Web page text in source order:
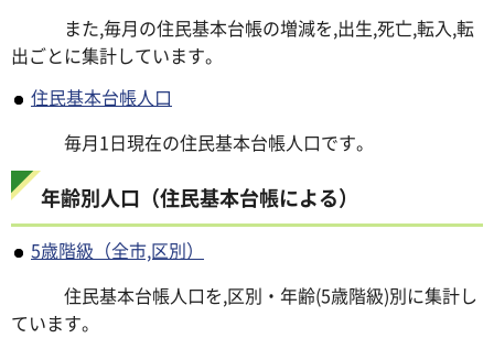
また,毎月の住民基本台帳の増減を,出生,死亡,転入,転
出ごとに集計しています。
住民基本台帳人口
毎月1日現在の住民基本台帳人口です。
年齢別人口（住民基本台帳による）
5歳階級（全市,区別）
住民基本台帳人口を,区別・年齢(5歳階級)別に集計し
ています。